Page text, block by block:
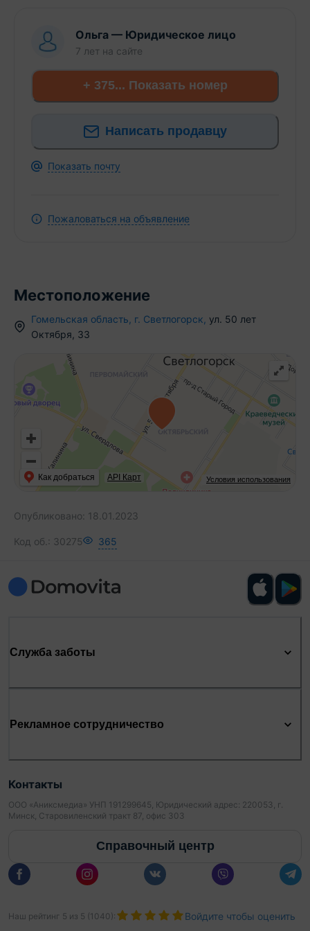
Ольга — Юридическое лицо
7 лет на сайте
+ 375... Показать номер
Написать продавцу
Показать почту
Пожаловаться на объявление
Местоположение
Гомельская область г. Светлогорск ул. 50 лет
Октября 33
Условия использования
Как добраться API Карт
Опубликовано: 18.01.2023
Код об.: 30275 365
Служба заботы
Рекламное сотрудничество
Контакты
ООО «Аниксмедиа» УНП 191299645, Юридический адрес: 220053, г.
Минск, Старовиленский тракт 87, офис 303
Справочный центр
Наш рейтинг 5 из 5 (1040): Войдите чтобы оценить